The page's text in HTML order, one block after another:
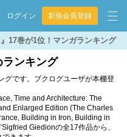
ログイン 新規会員登録
17巻が1位！マンガランキング
ンキング
グです。ブクログユーザが本棚登
Time and Architecture: The
Enlarged Edition (The Charles
Building in Iron, Building in
Giedionの全17作品から、